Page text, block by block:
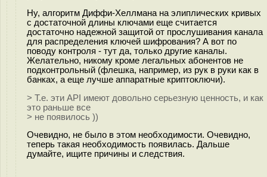
Ну, алгоритм Диффи-Хеллмана на элиплических кривых
с достаточной длины ключами еще считается
достаточно надежной защитой от прослушивания канала
для распределения ключей шифрования? А вот по
поводу контроля - тут да, только другие каналы.
Желательно, никому кроме легальных абонентов не
подконтрольный (флешка, например, из рук в руки как в
банках, а еще лучше аппаратные криптоключи).
> Т.е. эти API имеют довольно серьезную ценность, и как
это раньше все
> не появилось ))
Очевидно, не было в этом необходимости. Очевидно,
теперь такая необходимость появилась. Дальше
думайте, ищите причины и следствия.